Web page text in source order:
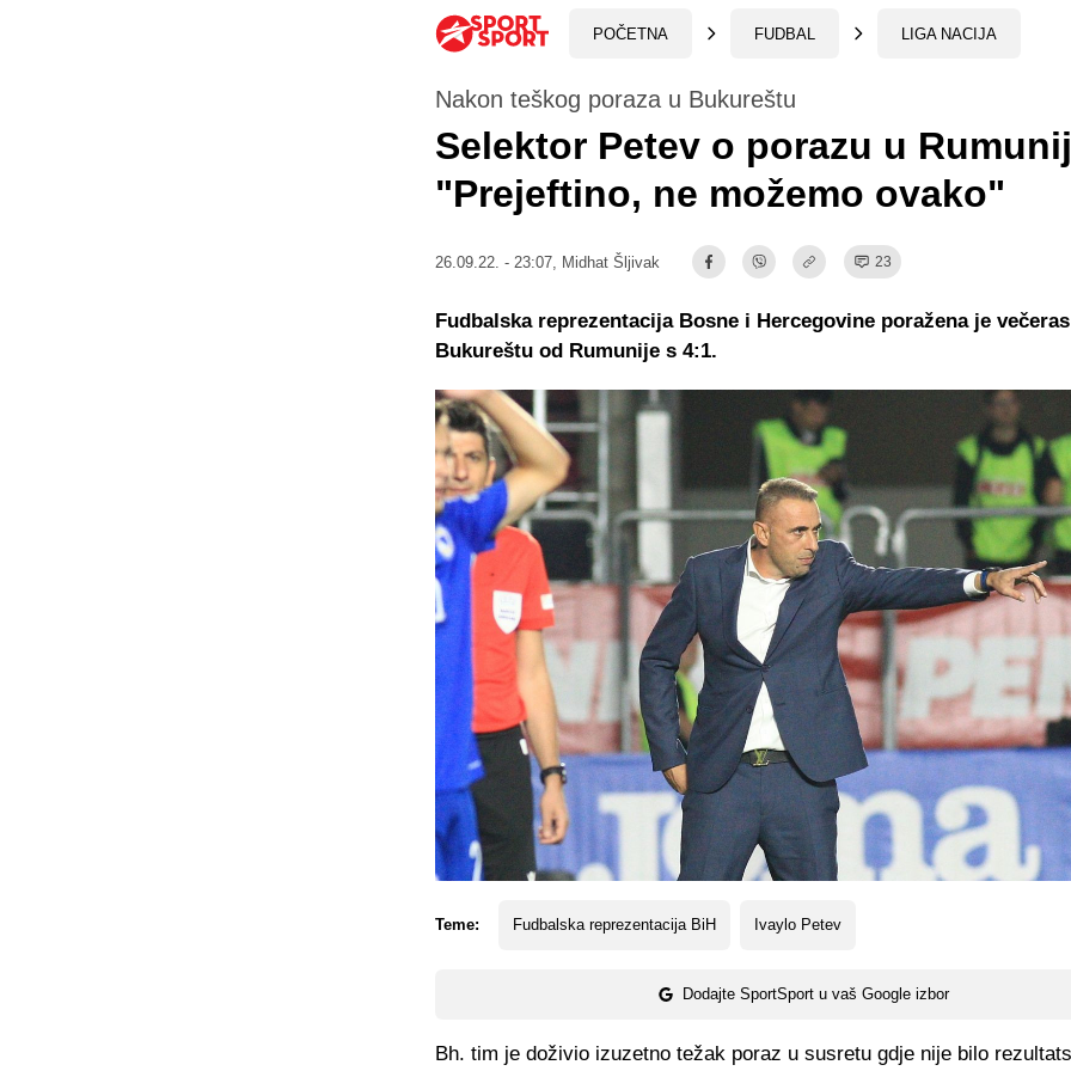
POČETNA FUDBAL LIGA NACIJA
Nakon teškog poraza u Bukureštu
Selektor Petev o porazu u
"Prejeftino, ne možemo ovako"
26.09.22. - 23:07, Midhat Šljivak 23
Teme: Fudbalska reprezentacija BiH Ivaylo Petev
Dodajte SportSport u vaš Google izbor
Fudbalska reprezentacija Bosne i Hercegovine poražena je
Bukureštu od Rumunije s 4:1.
Bh. tim je doživio izuzetno težak poraz u susretu gdje nije bilo